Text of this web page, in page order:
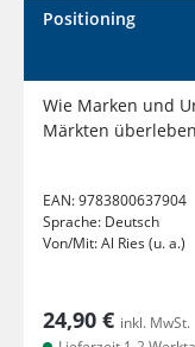
Positioning
Wie Marken und
Märkten überleben
EAN:9783800637904
Sprache: Deutsch
Von/Mit:Al Ries (u. a.)
24,90 € inkl. MwSt.